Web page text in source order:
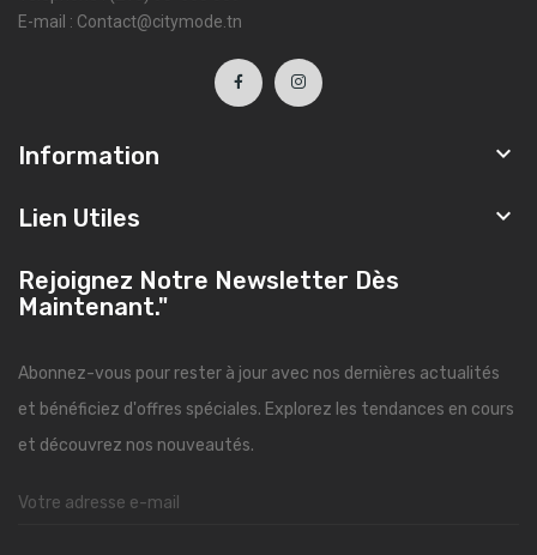
E-mail : Contact@citymode.tn
Information 
Lien Utiles 
Rejoignez Notre Newsletter Dès
Maintenant."
Abonnez-vous pour rester à jour avec nos dernières actualités
et bénéficiez d'offres spéciales. Explorez les tendances en cours
et découvrez nos nouveautés.